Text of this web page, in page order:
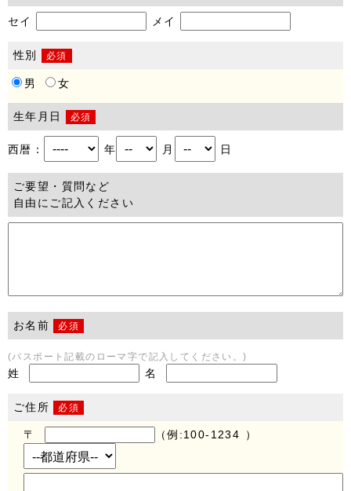
セイ メイ
性別 必須
男 女
生年月日 必須
西暦： 年 月 日
ご要望・質問など
自由にご記入ください
お名前 必須
(パスポート記載のローマ字で記入してください。)
姓 名
ご住所 必須
〒 （例:100-1234 ）